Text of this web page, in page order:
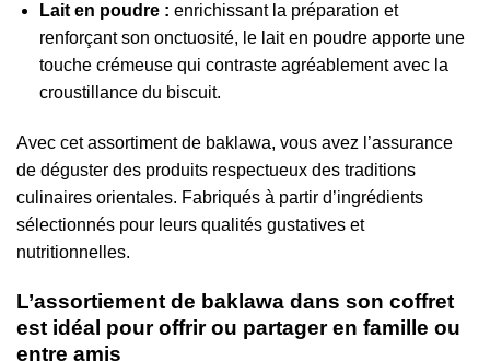
Lait en poudre : enrichissant la préparation et
renforçant son onctuosité, le lait en poudre apporte une
touche crémeuse qui contraste agréablement avec la
croustillance du biscuit.
Avec cet assortiment de baklawa, vous avez l’assurance
de déguster des produits respectueux des traditions
culinaires orientales. Fabriqués à partir d’ingrédients
sélectionnés pour leurs qualités gustatives et
nutritionnelles.
L’assortiement de baklawa dans son coffret
est idéal pour offrir ou partager en famille ou
entre amis